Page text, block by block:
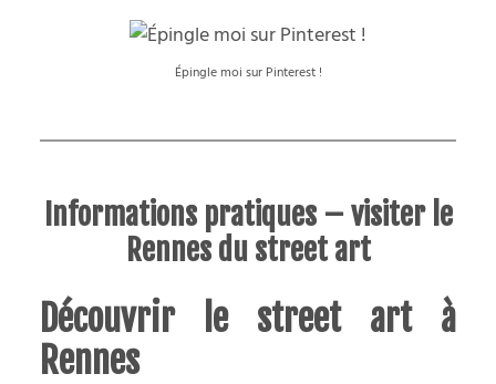
Épingle moi sur Pinterest !
Informations pratiques – visiter le
Rennes du street art
Découvrir le street art à
Rennes